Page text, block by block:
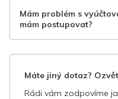
Mám problém s
mám postupovat?
Máte jiný dotaz?
Rádi vám zodpovíme